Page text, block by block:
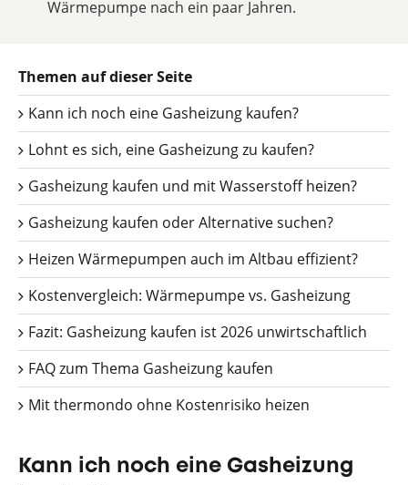
Wärmepumpe nach ein paar Jahren.
Themen auf dieser Seite
Kann ich noch eine Gasheizung kaufen?
Lohnt es sich, eine Gasheizung zu kaufen?
Gasheizung kaufen und mit Wasserstoff heizen?
Gasheizung kaufen oder Alternative suchen?
Heizen Wärmepumpen auch im Altbau effizient?
Kostenvergleich: Wärmepumpe vs. Gasheizung
Fazit: Gasheizung kaufen ist 2026 unwirtschaftlich
FAQ zum Thema Gasheizung kaufen
Mit thermondo ohne Kostenrisiko heizen
Kann ich noch eine Gasheizung